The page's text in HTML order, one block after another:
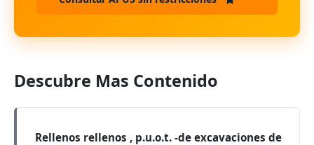
Descubre Mas Contenido
Rellenos rellenos , p.u.o.t. -de excavaciones de